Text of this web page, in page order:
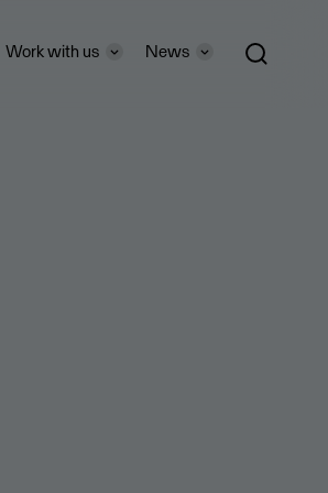
Work with us News